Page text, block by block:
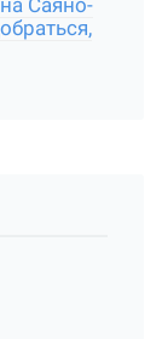
Саяно-